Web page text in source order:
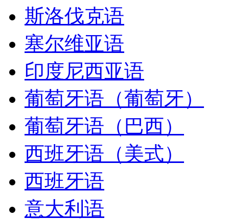
斯洛伐克语
塞尔维亚语
印度尼西亚语
葡萄牙语（葡萄牙）
葡萄牙语（巴西）
西班牙语（美式）
西班牙语
意大利语